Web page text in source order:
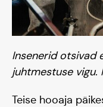
Hooaeg I 20/
Hooaeg II 22/
Hooaeg III 24/
Insenerid otsivad
juhtmestuse vigu.
Teise hooaja